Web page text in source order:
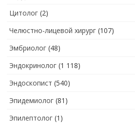
Цитолог (2)
Челюстно-лицевой хирург (107)
Эмбриолог (48)
Эндокринолог (1 118)
Эндоскопист (540)
Эпидемиолог (81)
Эпилептолог (1)